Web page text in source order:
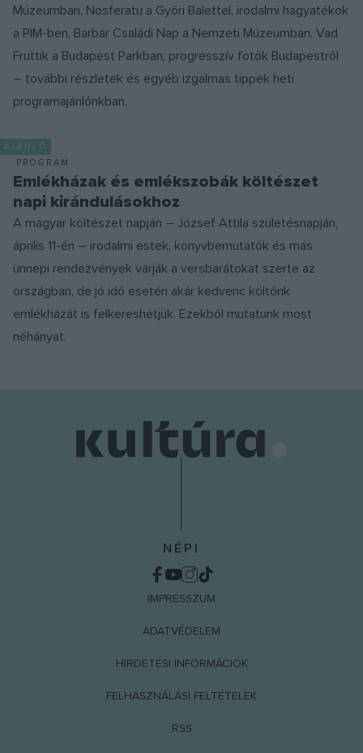
Múzeumban, Nosferatu a Győri Balettel, irodalmi hagyatékok
a PIM-ben, Barbár Családi Nap a Nemzeti Múzeumban, Vad
Fruttik a Budapest Parkban, progresszív fotók Budapestről
– további részletek és egyéb izgalmas tippek heti
programajánlónkban.
AJÁNLÓ
PROGRAM
Emlékházak és emlékszobák költészet
napi kirándulásokhoz
A magyar költészet napján – József Attila születésnapján,
április 11-én – irodalmi estek, könyvbemutatók és más
ünnepi rendezvények várják a versbarátokat szerte az
országban, de jó idő esetén akár kedvenc költőnk
emlékházát is felkereshetjük. Ezekből mutatunk most
néhányat.
NÉPI
IMPRESSZUM
ADATVÉDELEM
HIRDETÉSI INFORMÁCIÓK
FELHASZNÁLÁSI FELTÉTELEK
RSS